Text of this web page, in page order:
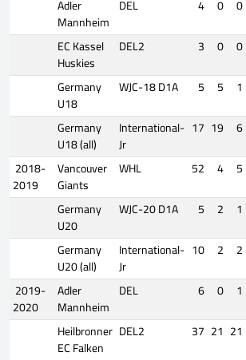
Adler
Mannheim
DEL 4 0 0
EC Kassel
Huskies
DEL2 3 0 0
Germany
U18
WJC-18 D1A 5 5 1
Germany
U18 (all)
International-
Jr
17 19 6
2018-
2019
Vancouver
Giants
WHL 52 4 5
Germany
U20
WJC-20 D1A 5 2 1
Germany
U20 (all)
International-
Jr
10 2 2
2019-
2020
Adler
Mannheim
DEL 6 0 1
Heilbronner
EC Falken
DEL2 37 21 21